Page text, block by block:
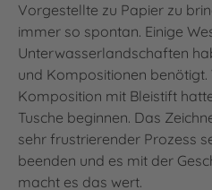
Vorgestellte zu Papier zu
immer so spontan. Einige
Unterwasserlandschaften
und Kompositionen benötigt.
Komposition mit Bleistift
Tusche beginnen. Das
sehr frustrierender Prozess
beenden und es mit der
macht es das wert.